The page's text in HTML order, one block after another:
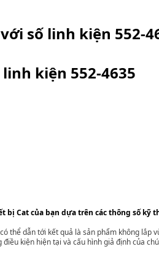
số linh kiện 552-
kiện 552-4635
Cat của bạn dựa trên các thông số kỹ
thể dẫn tới kết quả là sản phẩm không
kiện hiện tại và cấu hình giả định của